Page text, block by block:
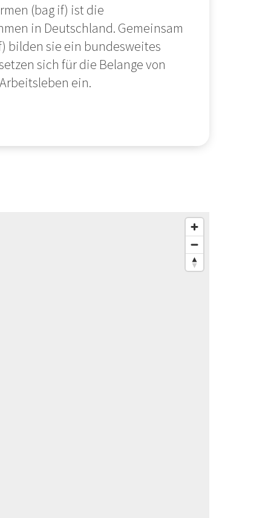
(bag if) ist die
in Deutschland. Gemeinsam
bilden sie ein bundesweites
sich für die Belange von
ein.